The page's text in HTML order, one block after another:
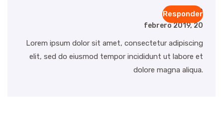
admin
febrero 2019, 20
Lorem ipsum dolor sit amet, consectetur adipiscing
elit, sed do eiusmod tempor incididunt ut labore et
dolore magna aliqua.
Responder